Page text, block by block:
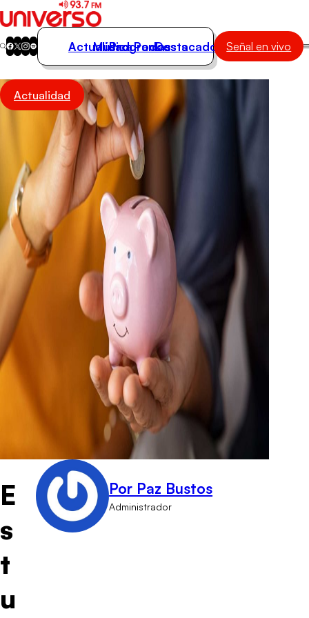
Actualidad
Música
Programas
Podcasts
Destacados
Actualidad
Música
Programas
Podcasts
Destacados Señal en vivo
Actualidad
E
s
t
u
Por Paz Bustos
Administrador